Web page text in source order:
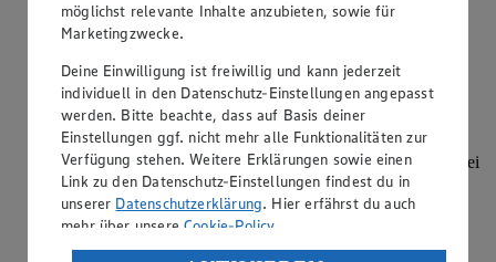
Wie lange sind Erdbeeren im Kühlschrank
haltbar?
Kategorie:Obst & Gemüse
Erdbeeren sind hochempfindliche Früchte, die sich nicht
lange lagern lassen. Selbst im Kühlschrank bleiben die
leckeren, aber sehr sensiblen Früchte nur etwa einen bis zwei
Tage haltbar, bevor sie zu verderben beginnen. Indem Sie
mögliche Feuchtigkei…
weiterlesen
möglichst relevante Inhalte anzubieten, sowie für
Marketingzwecke.
Deine Einwilligung ist freiwillig und kann jederzeit
individuell in den Datenschutz-Einstellungen angepasst
werden. Bitte beachte, dass auf Basis deiner
Einstellungen ggf. nicht mehr alle Funktionalitäten zur
Verfügung stehen. Weitere Erklärungen sowie einen
Link zu den Datenschutz-Einstellungen findest du in
unserer Datenschutzerklärung. Hier erfährst du auch
mehr über unsereCookie-Policy.